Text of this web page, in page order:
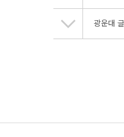
광운대